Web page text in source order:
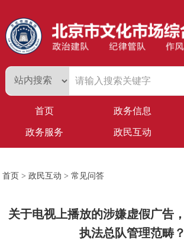
首页 政务信息
政务服务 政民互动
首页 >政民互动 >常见问答
关于电视上播放的涉嫌虚假广告
执法总队管理范畴？